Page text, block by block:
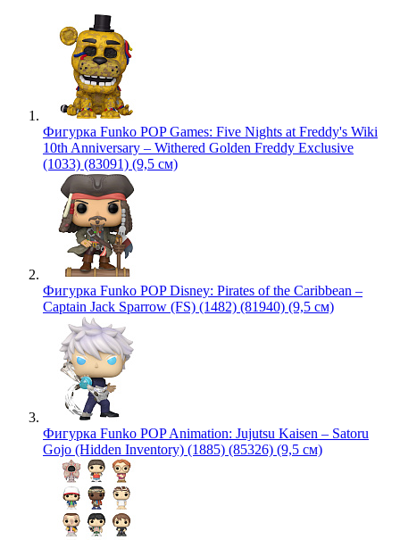
Фигурка Funko POP Games: Five Nights at Freddy's Wiki
10th Anniversary – Withered Golden Freddy Exclusive
(1033) (83091) (9,5 см)
Фигурка Funko POP Disney: Pirates of the Caribbean –
Captain Jack Sparrow (FS) (1482) (81940) (9,5 см)
Фигурка Funko POP Animation: Jujutsu Kaisen – Satoru
Gojo (Hidden Inventory) (1885) (85326) (9,5 см)